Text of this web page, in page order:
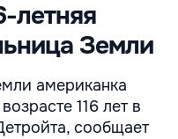
летняя
Земли
американка
116 лет в
сообщает